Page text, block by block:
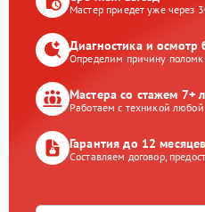
Мастер приедет уже через
Диагностика и осмотр
Определим причину
Мастера со стажем 7+
Работаем с техникой любой
Гарантия до 12 месяцев
Составляем договор,